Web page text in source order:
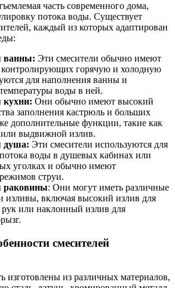
часть современного дома,
потока воды. Существует
каждый из которых адаптирован
ванны: Эти смесители обычно имеют
контролирующих горячую и холодную
для наполнения ванны и
воды в ней.
кухни: Они обычно имеют высокий
заполнения кастрюль и больших
дополнительные функции, такие как
выдвижной излив.
душа: Эти смесители используются для
воды в душевых кабинах или
уголках и обычно имеют
струи.
раковины: Они могут иметь различные
изливы, включая высокий излив для
рук или наклонный излив для
смесителей
изготовлены из различных материалов,